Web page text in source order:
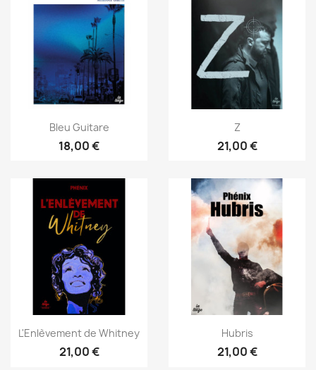
Bleu Guitare
18,00 €
Z
21,00 €
L'Enlèvement de Whitney
21,00 €
Hubris
21,00 €